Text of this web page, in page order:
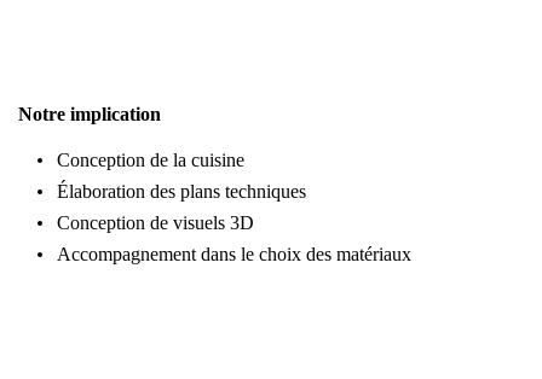
Notre implication
Conception de la cuisine
Élaboration des plans techniques
Conception de visuels 3D
Accompagnement dans le choix des matériaux